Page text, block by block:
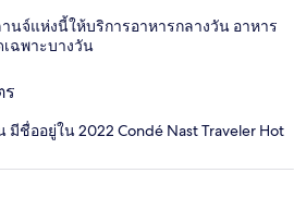
านจ์แห่งนี้ให้บริการอาหารกลางวัน อาหาร
เฉพาะบางวัน
ร
มีชื่ออยู่ใน 2022 Condé Nast Traveler Hot